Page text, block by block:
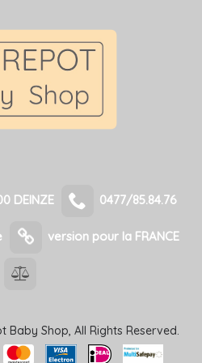
DEINZE 0477/85.84.76
version pour la FRANCE
Baby Shop, All Rights Reserved.